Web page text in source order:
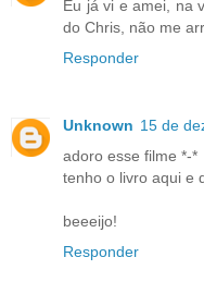
Eu já vi e amei, na
do Chris, não me
Responder
Unknown 15 de
adoro esse filme *-*
tenho o livro aqui e
beeeijo!
Responder